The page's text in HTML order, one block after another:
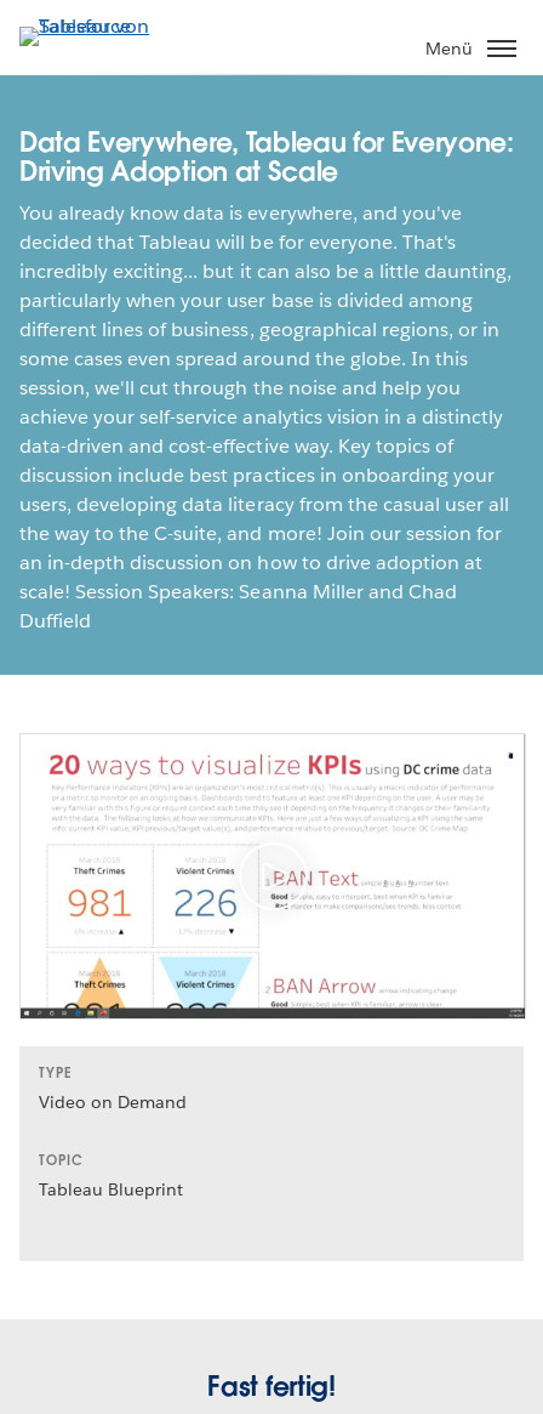
Direkt
zum
Inhalt
Menü
Data Everywhere, Tableau for Everyone:
Driving Adoption at Scale
You already know data is everywhere, and you've
decided that Tableau will be for everyone. That's
incredibly exciting... but it can also be a little daunting,
particularly when your user base is divided among
different lines of business, geographical regions, or in
some cases even spread around the globe. In this
session, we'll cut through the noise and help you
achieve your self-service analytics vision in a distinctly
data-driven and cost-effective way. Key topics of
discussion include best practices in onboarding your
users, developing data literacy from the casual user all
the way to the C-suite, and more! Join our session for
an in-depth discussion on how to drive adoption at
scale! Session Speakers: Seanna Miller and Chad
Duffield
TYPE
Video on Demand
TOPIC
Tableau Blueprint
Fast fertig!